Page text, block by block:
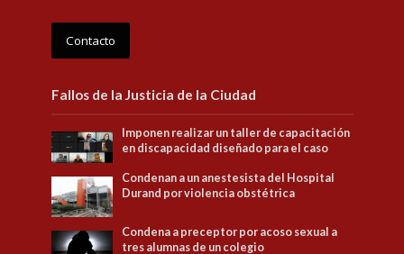
Contacto
Fallos de la Justicia de la Ciudad
Imponen realizar un taller de capacitación
en discapacidad diseñado para el caso
Condenan a un anestesista del Hospital
Durand por violencia obstétrica
Condena a preceptor por acoso sexual a
tres alumnas de un colegio